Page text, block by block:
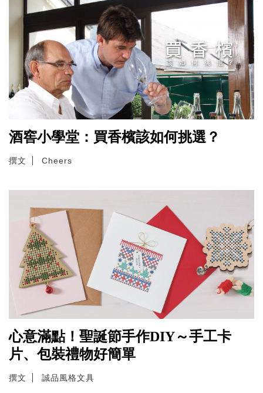
酒窖小學堂：買香檳該如何挑選？
撰文 Cheers
心意滿點！聖誕節手作DIY～手工卡
片、包裝禮物好簡單
撰文 誠品風格文具